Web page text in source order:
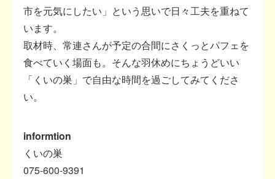
市を元気にしたい」という思いで日々工夫を重ねて
います。
取材時、常連さんが予定の合間にさくっとパフェを
食べていく場面も。そんな羽休めにちょうどいい
「くいの巣」で自由な時間を過ごしてみてくださ
い。
informtion
くいの巣
075-600-9391